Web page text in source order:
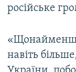
російське
навіть